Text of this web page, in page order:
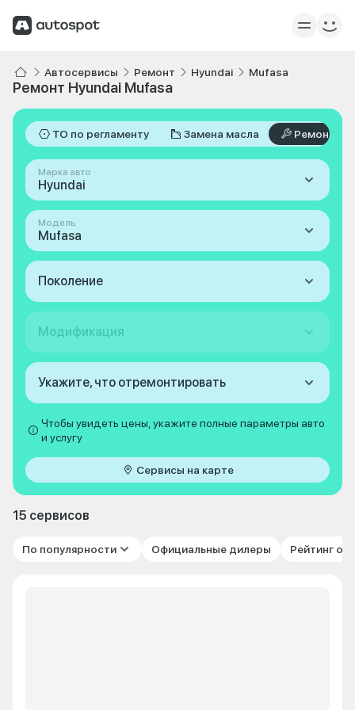
Автосервисы Ремонт Hyundai Mufasa
Ремонт Hyundai Mufasa
ТО по регламенту Замена масла Ремонт
Марка авто
Hyundai
Модель
Mufasa
Поколение
Модификация
Укажите, что отремонтировать
Чтобы увидеть цены, укажите полные параметры авто
и услугу
Сервисы на карте
15 сервисов
По популярности Официальные дилеры Рейтинг